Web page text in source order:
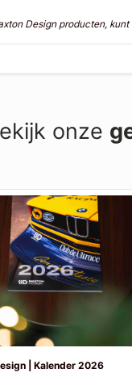
Design producten,
onze
| Kalender 2026